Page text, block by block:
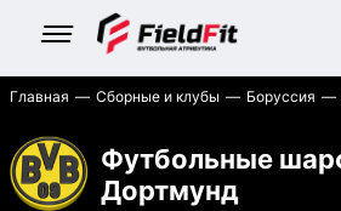
Главная Сборные и клубы Боруссия
Футбольные
Дортмунд